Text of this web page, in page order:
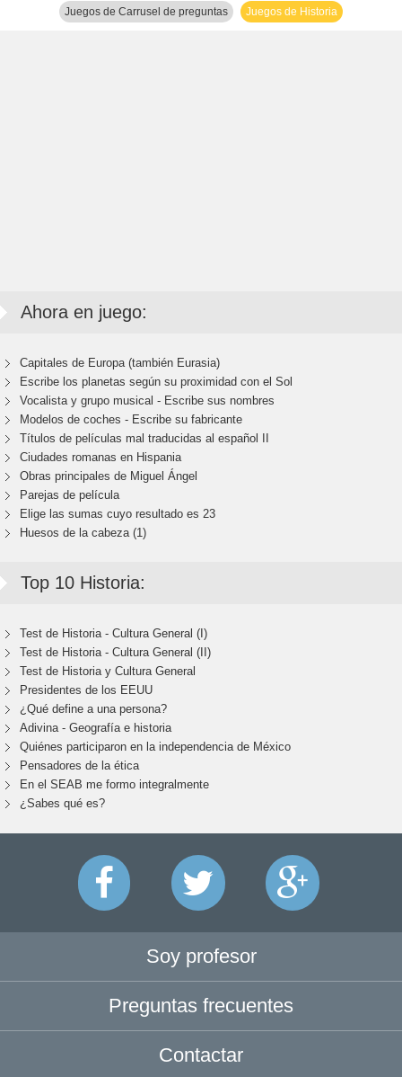
Juegos de Carrusel de preguntas Juegos de Historia
Ahora en juego:
Capitales de Europa (también Eurasia)
Escribe los planetas según su proximidad con el Sol
Vocalista y grupo musical - Escribe sus nombres
Modelos de coches - Escribe su fabricante
Títulos de películas mal traducidas al español II
Ciudades romanas en Hispania
Obras principales de Miguel Ángel
Parejas de película
Elige las sumas cuyo resultado es 23
Huesos de la cabeza (1)
Top 10 Historia:
Test de Historia - Cultura General (I)
Test de Historia - Cultura General (II)
Test de Historia y Cultura General
Presidentes de los EEUU
¿Qué define a una persona?
Adivina - Geografía e historia
Quiénes participaron en la independencia de México
Pensadores de la ética
En el SEAB me formo integralmente
¿Sabes qué es?
Soy profesor
Preguntas frecuentes
Contactar